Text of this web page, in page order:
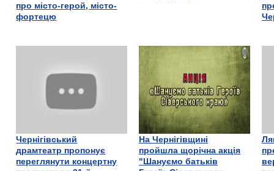
про місто-герой, місто-
фортецю
Чернігівський
драмтеатр пропонує
переглянути концертну
На Чернігівщині
пройшла щорічна акція
"Шануємо батьків